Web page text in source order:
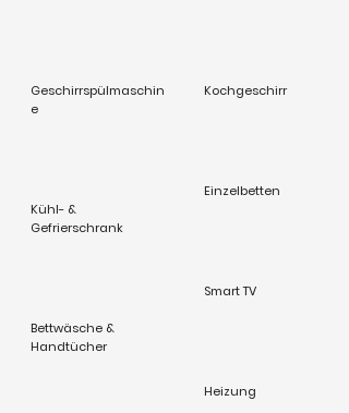
Geschirrspülmaschin
e
Kühl- &
Gefrierschrank
Bettwäsche &
Handtücher
Kochgeschirr
Einzelbetten
Smart TV
Heizung